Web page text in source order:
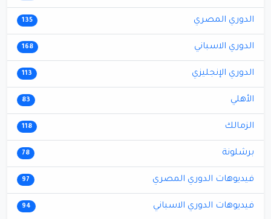
الدوري المصري 135
الدوري الاسباني 168
الدوري الإنجليزي 113
الأهلي 83
الزمالك 118
برشلونة 78
فيديوهات الدوري المصري 97
فيديوهات الدوري الاسباني 94